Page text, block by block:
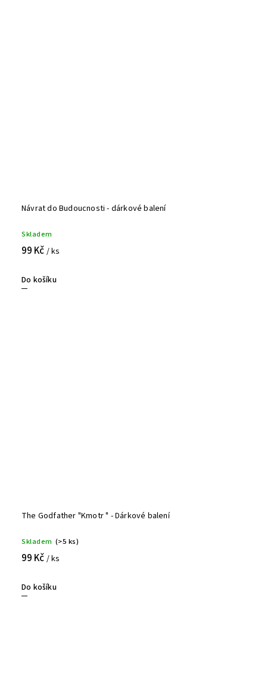
Návrat do Budoucnosti - dárkové balení
Skladem
99 Kč / ks
Do košíku
The Godfather "Kmotr " - Dárkové balení
Skladem (>5 ks)
99 Kč / ks
Do košíku